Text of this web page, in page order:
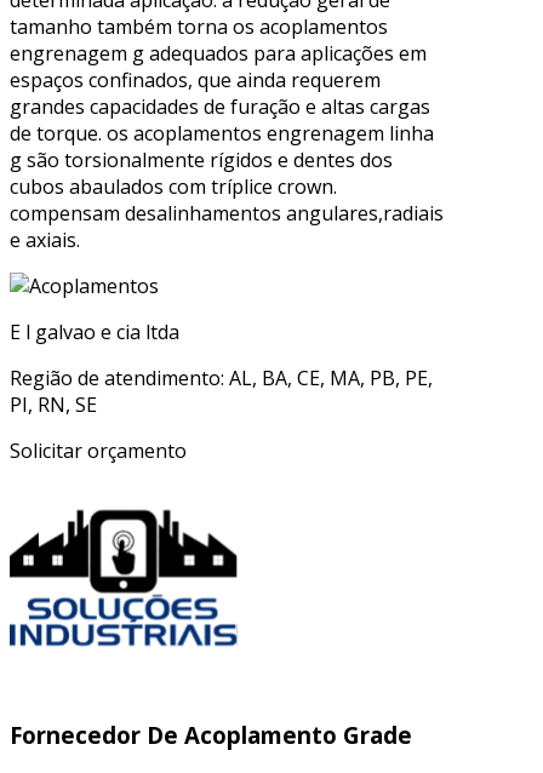
tamanho também torna os acoplamentos
engrenagem g adequados para aplicações em
espaços confinados, que ainda requerem
grandes capacidades de furação e altas cargas
de torque. os acoplamentos engrenagem linha
g são torsionalmente rígidos e dentes dos
cubos abaulados com tríplice crown.
compensam desalinhamentos angulares,radiais
e axiais.
E l galvao e cia ltda
Região de atendimento: AL, BA, CE, MA, PB, PE,
PI, RN, SE
Solicitar orçamento
Fornecedor De Acoplamento Grade